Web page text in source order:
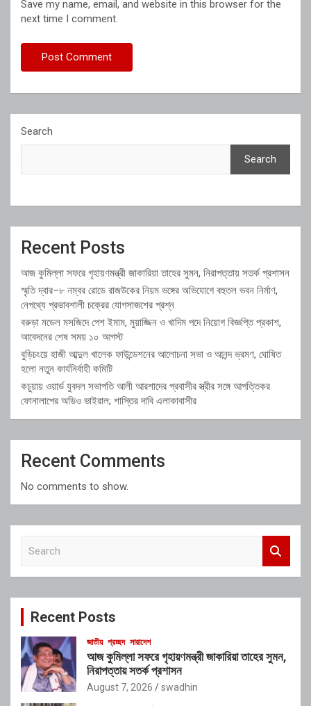
Save my name, email, and website in this browser for the
next time I comment.
Search
Search
Recent Posts
আজ কুমিল্লা সফরে গৃহায়ণমন্ত্রী জাকারিয়া তাহের সুমন, নিরাপত্তায় সতর্ক প্রশাসন
স্মৃতি দ্বার–৮ নম্বর রোডে রাজউকের নিয়ম ভঙ্গের অভিযোগে বহুতল ভবন নির্মাণ,
নেপথ্যে প্রভাবশালী চক্রের যোগসাজশের প্রশ্ন
বরুড়া মডেল মসজিদে পেশ ইমাম, মুয়াজ্জিন ও খাদিম পদে নিয়োগ বিজ্ঞপ্তি প্রকাশ,
আবেদনের শেষ সময় ১০ আগস্ট
বুড়িচংয়ে হাজী আব্দুল খালেক ফাউন্ডেশনের আলোচনা সভা ও আনন্দ ভ্রমণ, ঘোষিত
হলো নতুন কার্যনির্বাহী কমিটি
কচুয়ায় ওয়ার্ড যুবদল সভাপতি আলী আরশাদের প্রবাসীর স্ত্রীর সঙ্গে আপত্তিকর
ফোনালাপের অডিও ভাইরাল; শাস্তির দাবি এলাকাবাসীর
Recent Comments
No comments to show.
c
Recent Posts
জাতীয় প্রচ্ছদ সারাদেশ
আজ কুমিল্লা সফরে গৃহায়ণমন্ত্রী জাকারিয়া তাহের সুমন,
নিরাপত্তায় সতর্ক প্রশাসন
August 7, 2026 swadhin